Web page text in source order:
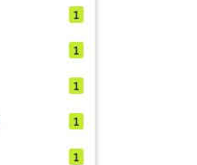
1
1
1
1
1